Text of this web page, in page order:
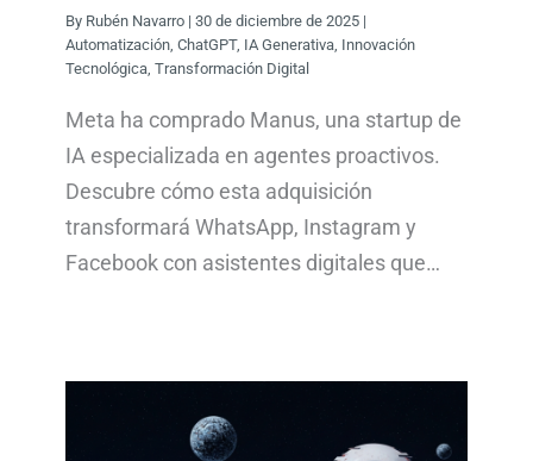
By Rubén Navarro |30 de diciembre de 2025 |
Automatización ,ChatGPT, IA Generativa Innovación
Tecnológica ,Transformación Digital
Meta ha comprado Manus, una startup de
IA especializada en agentes proactivos.
Descubre cómo esta adquisición
transformará WhatsApp, Instagram y
Facebook con asistentes digitales que…